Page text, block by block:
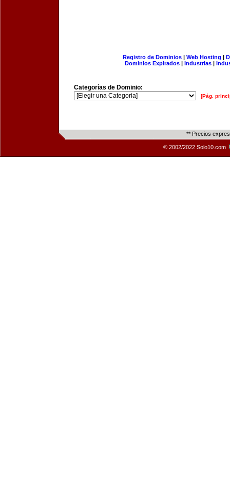
Registro de Dominios| Web Hosting |
Dominios Expirados | Industrias |
Categorías de Dominio:
[Pág.
** Precios
© 2002/2022 Solo10.com